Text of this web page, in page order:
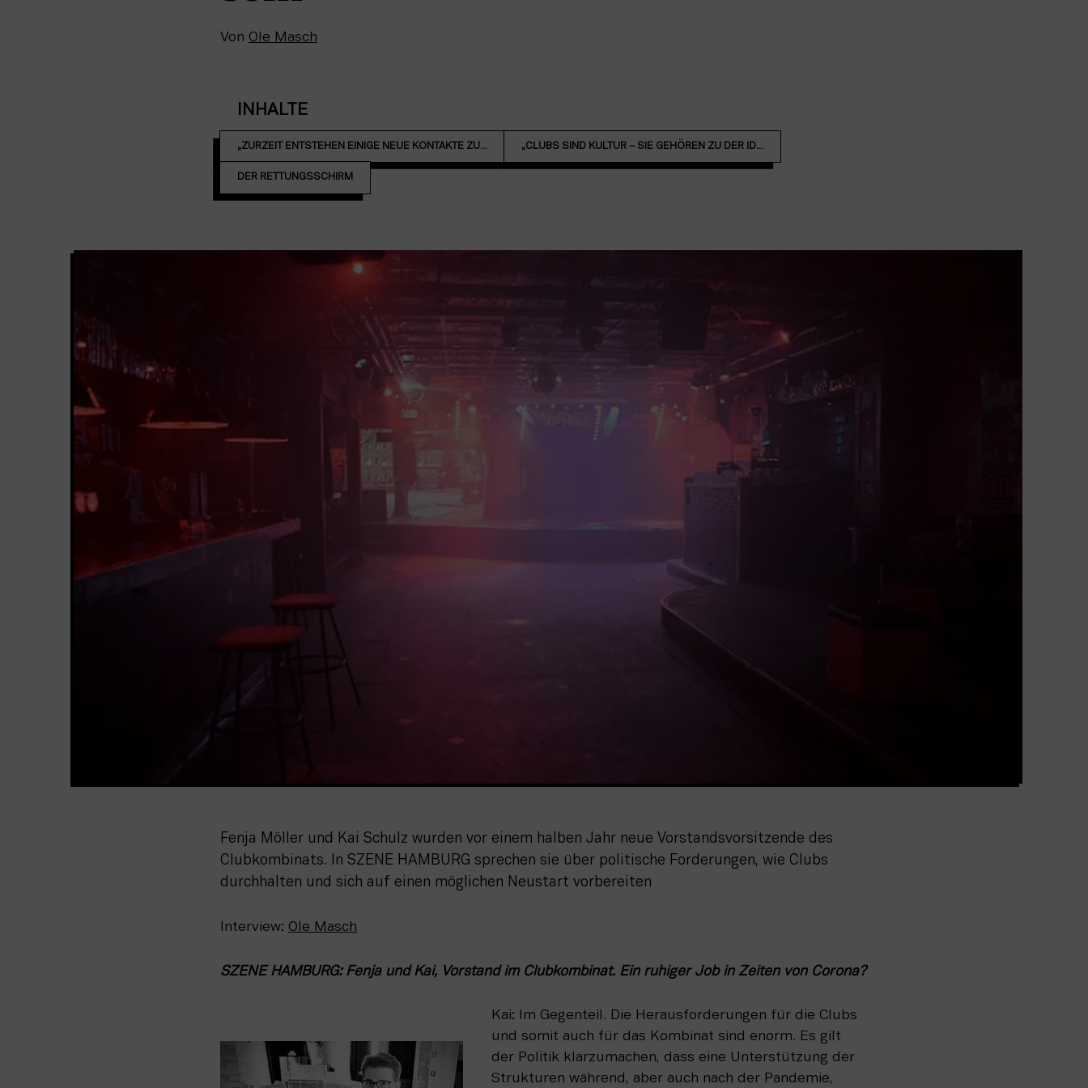
Von Ole Masch
INHALTE
„ZURZEIT ENTSTEHEN EINIGE NEUE KONTAKTE ZU... „CLUBS SIND KULTUR – SIE GEHÖREN ZU DER ID...
DER RETTUNGSSCHIRM
Fenja Möller und Kai Schulz wurden vor einem halben Jahr neue Vorstandsvorsitzende des
Clubkombinats. In SZENE HAMBURG sprechen sie über politische Forderungen, wie Clubs
durchhalten und sich auf einen möglichen Neustart vorbereiten
Interview: Ole Masch
SZENE HAMBURG: Fenja und Kai, Vorstand im Clubkombinat. Ein ruhiger Job in Zeiten von Corona?
Kai: Im Gegenteil. Die Herausforderungen für die Clubs
und somit auch für das Kombinat sind enorm. Es gilt
der Politik klarzumachen, dass eine Unterstützung der
Strukturen während, aber auch nach der Pandemie,